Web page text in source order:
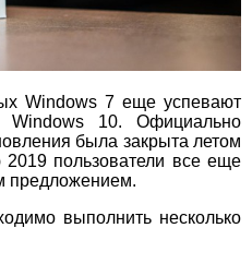
Windows 7 еще успевают
Windows 10. Официально
была закрыта летом
пользователи все еще
предложением.
выполнить несколько